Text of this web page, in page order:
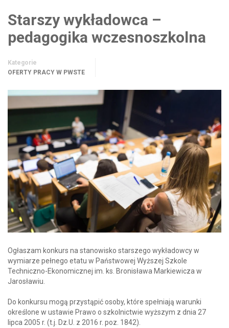
Starszy wykładowca –
pedagogika wczesnoszkolna
Kategorie
OFERTY PRACY W PWSTE
Ogłaszam konkurs na stanowisko starszego wykładowcy w
wymiarze pełnego etatu w Państwowej Wyższej Szkole
Techniczno-Ekonomicznej im. ks. Bronisława Markiewicza w
Jarosławiu.
Do konkursu mogą przystąpić osoby, które spełniają warunki
określone w ustawie Prawo o szkolnictwie wyższym z dnia 27
lipca 2005 r. (t.j. Dz.U. z 2016 r. poz. 1842).